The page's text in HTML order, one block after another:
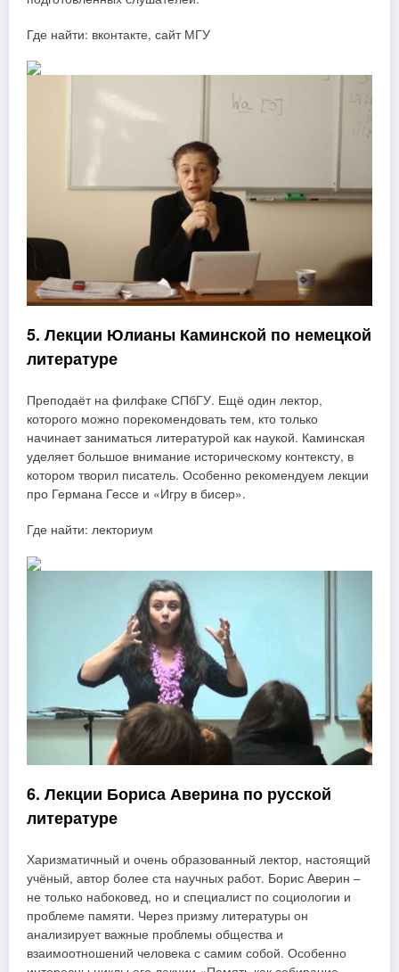
Где найти: вконтакте, сайт МГУ
5. Лекции Юлианы Каминской по немецкой
литературе
Преподаёт на филфаке СПбГУ. Ещё один лектор,
которого можно порекомендовать тем, кто только
начинает заниматься литературой как наукой. Каминская
уделяет большое внимание историческому контексту, в
котором творил писатель. Особенно рекомендуем лекции
про Германа Гессе и «Игру в бисер».
Где найти: лекториум
6. Лекции Бориса Аверина по русской
литературе
Харизматичный и очень образованный лектор, настоящий
учёный, автор более ста научных работ. Борис Аверин –
не только набоковед, но и специалист по социологии и
проблеме памяти. Через призму литературы он
анализирует важные проблемы общества и
взаимоотношений человека с самим собой. Особенно